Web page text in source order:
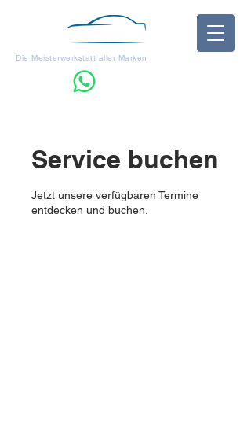
Die Meisterwerkstatt aller Marken
Service buchen
Jetzt unsere verfügbaren Termine
entdecken und buchen.